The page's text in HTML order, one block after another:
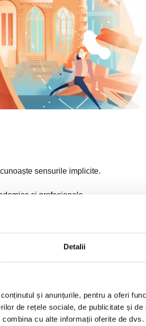
Detalii
și anunțurile, pentru a oferi
de rețele sociale, de publicitate și
cu alte informații oferite de
sensurile implicite.
și profesionale.
complexe, demonstrând capacitatea